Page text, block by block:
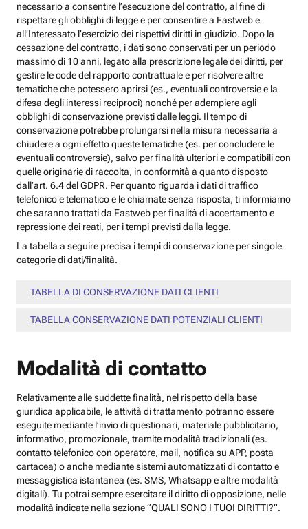
necessario a consentire l’esecuzione del contratto, al fine di
rispettare gli obblighi di legge e per consentire a Fastweb e
all’Interessato l’esercizio dei rispettivi diritti in giudizio. Dopo la
cessazione del contratto, i dati sono conservati per un periodo
massimo di 10 anni, legato alla prescrizione legale dei diritti, per
gestire le code del rapporto contrattuale e per risolvere altre
tematiche che potessero aprirsi (es., eventuali controversie e la
difesa degli interessi reciproci) nonché per adempiere agli
obblighi di conservazione previsti dalle leggi. Il tempo di
conservazione potrebbe prolungarsi nella misura necessaria a
chiudere a ogni effetto queste tematiche (es. per concludere le
eventuali controversie), salvo per finalità ulteriori e compatibili con
quelle originarie di raccolta, in conformità a quanto disposto
dall’art. 6.4 del GDPR. Per quanto riguarda i dati di traffico
telefonico e telematico e le chiamate senza risposta, ti informiamo
che saranno trattati da Fastweb per finalità di accertamento e
repressione dei reati, per i tempi previsti dalla legge.
La tabella a seguire precisa i tempi di conservazione per singole
categorie di dati/finalità.
TABELLA DI CONSERVAZIONE DATI CLIENTI
TABELLA CONSERVAZIONE DATI POTENZIALI CLIENTI
Modalità di contatto
Relativamente alle suddette finalità, nel rispetto della base
giuridica applicabile, le attività di trattamento potranno essere
eseguite mediante l’invio di questionari, materiale pubblicitario,
informativo, promozionale, tramite modalità tradizionali (es.
contatto telefonico con operatore, mail, notifica su APP, posta
cartacea) o anche mediante sistemi automatizzati di contatto e
messaggistica istantanea (es. SMS, Whatsapp e altre modalità
digitali). Tu potrai sempre esercitare il diritto di opposizione, nelle
modalità indicate nella sezione “QUALI SONO I TUOI DIRITTI?”.